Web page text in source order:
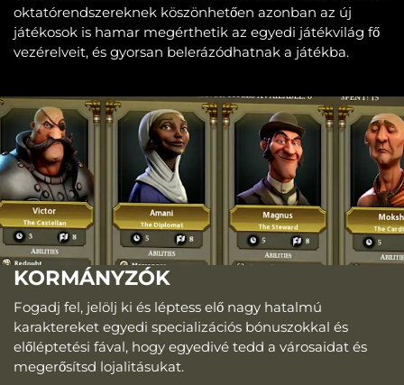
oktatórendszereknek köszönhetően azonban az új
játékosok is hamar megérthetik az egyedi játékvilág fő
vezérelveit, és gyorsan belerázódhatnak a játékba.
KORMÁNYZÓK
Fogadj fel, jelölj ki és léptess elő nagy hatalmú
karaktereket egyedi specializációs bónuszokkal és
előléptetési fával, hogy egyedivé tedd a városaidat és
megerősítsd lojalitásukat.